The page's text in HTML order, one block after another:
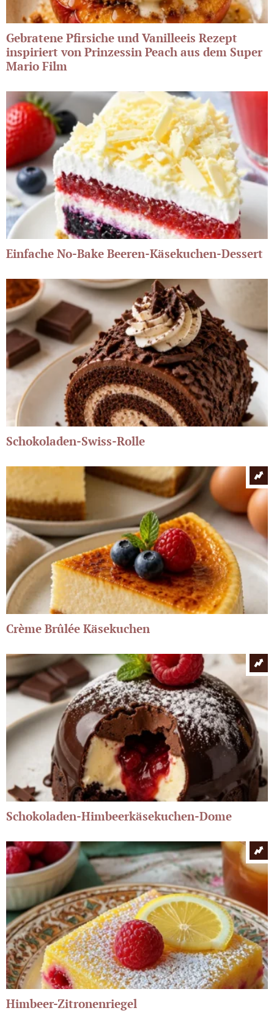
Gebratene Pfirsiche und Vanilleeis Rezept
inspiriert von Prinzessin Peach aus dem Super
Mario Film
Einfache No-Bake Beeren-Käsekuchen-Dessert
Schokoladen-Swiss-Rolle
Crème Brûlée Käsekuchen
Schokoladen-Himbeerkäsekuchen-Dome
Himbeer-Zitronenriegel